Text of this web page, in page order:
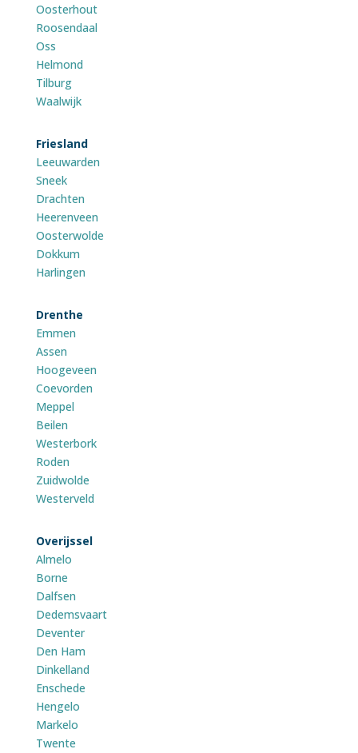
Oosterhout
Roosendaal
Oss
Helmond
Tilburg
Waalwijk
Friesland
Leeuwarden
Sneek
Drachten
Heerenveen
Oosterwolde
Dokkum
Harlingen
Drenthe
Emmen
Assen
Hoogeveen
Coevorden
Meppel
Beilen
Westerbork
Roden
Zuidwolde
Westerveld
Overijssel
Almelo
Borne
Dalfsen
Dedemsvaart
Deventer
Den Ham
Dinkelland
Enschede
Hengelo
Markelo
Twente